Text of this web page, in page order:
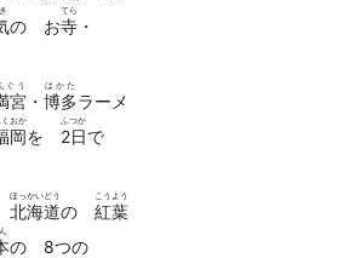
の お寺
てら
・
宮
ぐう
・ 博多
はかた
ラーメ
岡
くおか
を 2日
ふつか
で
北海道
ほっかいどう
の 紅葉
こうよう
の 8つの